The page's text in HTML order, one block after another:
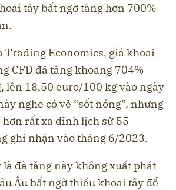
tây bất ngờ tăng hơn 700%
Trading Economics, giá khoai
CFD đã tăng khoảng 704%
lên 18,50 euro/100 kg vào ngày
nghe có vẻ “sốt nóng”, nhưng
rất xa đỉnh lịch sử 55
ghi nhận vào tháng 6/2023.
đà tăng này không xuất phát
Âu bất ngờ thiếu khoai tây để